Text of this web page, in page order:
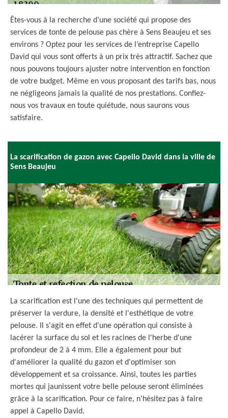
Êtes-vous à la recherche d’une société qui propose des
services de tonte de pelouse pas chère à Sens Beaujeu et ses
environs ? Optez pour les services de l’entreprise Capello
David qui vous sont offerts à un prix très attractif. Sachez que
nous pouvons toujours ajuster notre intervention en fonction
de votre budget. Même en vous proposant des tarifs bas, nous
ne négligeons jamais la qualité de nos prestations. Confiez-
nous vos travaux en toute quiétude, nous saurons vous
satisfaire.
La scarification de gazon avec Capello David dans la ville de
Sens Beaujeu
La scarification est l'une des techniques qui permettent de
préserver la verdure, la densité et l'esthétique de votre
pelouse. Il s'agit en effet d'une opération qui consiste à
lacérer la surface du sol et les racines de l'herbe d'une
profondeur de 2 à 4 mm. Elle a également pour but
d'améliorer la qualité du gazon et d'optimiser son
développement et sa croissance. Ainsi, toutes les parties
mortes qui jaunissent votre belle pelouse seront éliminées
grâce à la scarification. Pour ce faire, n'hésitez pas à faire
appel à Capello David.